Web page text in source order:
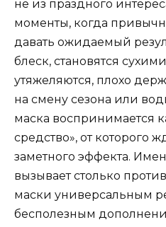
не из праздного
моменты, когда
давать ожидаемый
блеск, становятся
утяжеляются, плохо
на смену сезона или
маска воспринимается
средство», от которого
заметного эффекта.
вызывает столько
маски универсальным
бесполезным